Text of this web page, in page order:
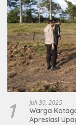
1 Juli 30, 2025
Warga
Apresiasi